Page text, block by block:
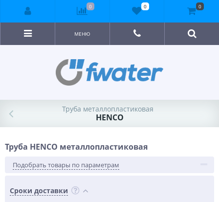
МЕНЮ
Труба металлопластиковая
HENCO
Труба HENCO металлопластиковая
Подобрать товары по параметрам
Сроки доставки
0 0 0